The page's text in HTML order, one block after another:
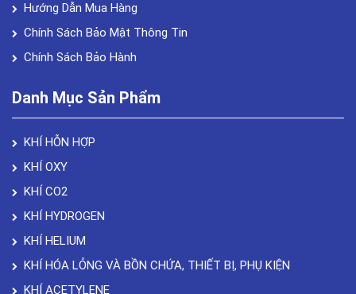
Hướng Dẫn Mua Hàng
Chính Sách Bảo Mật Thông Tin
Chính Sách Bảo Hành
Danh Mục Sản Phẩm
KHÍ HỖN HỢP
KHÍ OXY
KHÍ CO2
KHÍ HYDROGEN
KHÍ HELIUM
KHÍ HÓA LỎNG VÀ BỒN CHỨA, THIẾT BỊ, PHỤ KIỆN
KHÍ ACETYLENE